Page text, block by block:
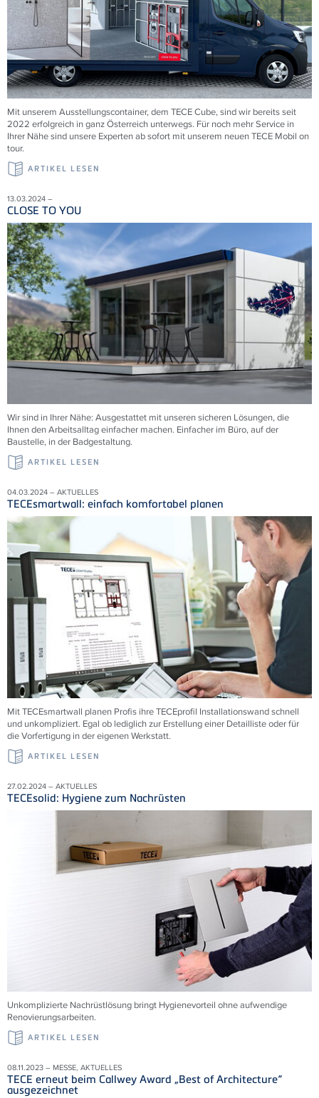
Mit unserem Ausstellungscontainer, dem TECE Cube, sind wir bereits seit
2022 erfolgreich in ganz Österreich unterwegs. Für noch mehr Service in
Ihrer Nähe sind unsere Experten ab sofort mit unserem neuen TECE Mobil on
tour.
ARTIKEL LESEN
13.03.2024 –
CLOSE TO YOU
Wir sind in Ihrer Nähe: Ausgestattet mit unseren sicheren Lösungen, die
Ihnen den Arbeitsalltag einfacher machen. Einfacher im Büro, auf der
Baustelle, in der Badgestaltung.
ARTIKEL LESEN
04.03.2024 – AKTUELLES
TECEsmartwall: einfach komfortabel planen
Mit TECEsmartwall planen Profis ihre TECEprofil Installationswand schnell
und unkompliziert. Egal ob lediglich zur Erstellung einer Detailliste oder für
die Vorfertigung in der eigenen Werkstatt.
ARTIKEL LESEN
27.02.2024 – AKTUELLES
TECEsolid: Hygiene zum Nachrüsten
Unkomplizierte Nachrüstlösung bringt Hygienevorteil ohne aufwendige
Renovierungsarbeiten.
ARTIKEL LESEN
08.11.2023 – MESSE, AKTUELLES
TECE erneut beim Callwey Award „Best of Architecture“
ausgezeichnet